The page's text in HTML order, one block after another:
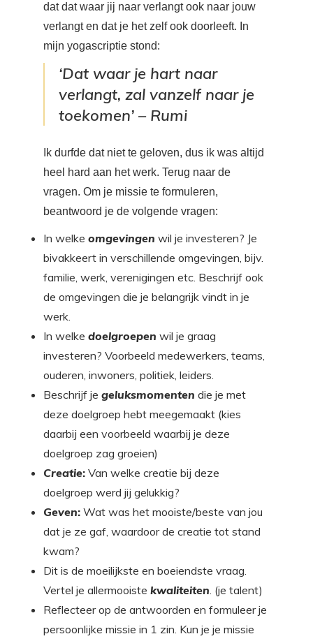
dat dat waar jij naar verlangt ook naar jouw
verlangt en dat je het zelf ook doorleeft. In
mijn yogascriptie stond:
‘Dat waar je hart naar
verlangt, zal vanzelf naar je
toekomen’ – Rumi
Ik durfde dat niet te geloven, dus ik was altijd
heel hard aan het werk. Terug naar de
vragen. Om je missie te formuleren,
beantwoord je de volgende vragen:
In welkeomgevingen wil je investeren? Je
bivakkeert in verschillende omgevingen, bijv.
familie, werk, verenigingen etc. Beschrijf ook
de omgevingen die je belangrijk vindt in je
werk.
In welkedoelgroepen wil je graag
investeren? Voorbeeld medewerkers, teams,
ouderen, inwoners, politiek, leiders.
Beschrijf jegeluksmomenten die je met
deze doelgroep hebt meegemaakt (kies
daarbij een voorbeeld waarbij je deze
doelgroep zag groeien)
Creatie: Van welke creatie bij deze
doelgroep werd jij gelukkig?
Geven: Wat was het mooiste/beste van jou
dat je ze gaf, waardoor de creatie tot stand
kwam?
Dit is de moeilijkste en boeiendste vraag.
Vertel je allermooistekwaliteiten. (je talent)
Reflecteer op de antwoorden en formuleer je
persoonlijke missie in 1 zin. Kun je je missie